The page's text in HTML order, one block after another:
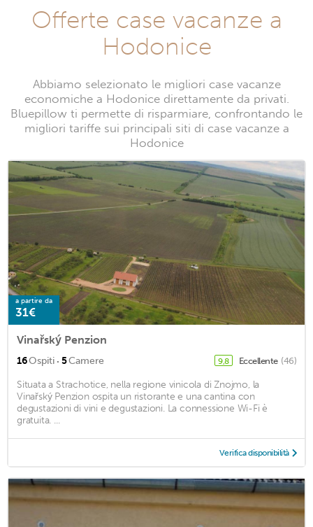
Offerte case vacanze a
Hodonice
Abbiamo selezionato le migliori case vacanze
economiche a Hodonice direttamente da privati.
Bluepillow ti permette di risparmiare, confrontando le
migliori tariffe sui principali siti di case vacanze a
Hodonice
a partire da
31€
Vinařský Penzion
16Ospiti · 5Camere 9,8 Eccellente (46)
Situata a Strachotice, nella regione vinicola di Znojmo, la
Vinařský Penzion ospita un ristorante e una cantina con
degustazioni di vini e degustazioni. La connessione Wi-Fi è
gratuita. ...
Verifica disponibilità